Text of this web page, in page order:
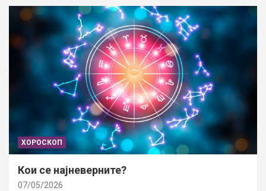
ХОРОСКОП
Кои се најневерните?
07/05/2026